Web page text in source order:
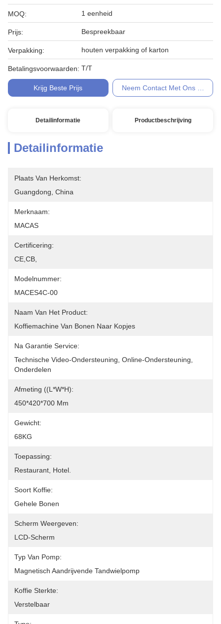
MOQ: 1 eenheid
Prijs: Bespreekbaar
Verpakking: houten verpakking of karton
Betalingsvoorwaarden: T/T
Krijg Beste Prijs Neem Contact Met Ons Op
Detailinformatie Productbeschrijving
Detailinformatie
Plaats Van Herkomst:
Guangdong, China
Merknaam:
MACAS
Certificering:
CE,CB,
Modelnummer:
MACES4C-00
Naam Van Het Product:
Koffiemachine Van Bonen Naar Kopjes
Na Garantie Service:
Technische Video-Ondersteuning, Online-Ondersteuning,
Onderdelen
Afmeting ((L*W*H):
450*420*700 Mm
Gewicht:
68KG
Toepassing:
Restaurant, Hotel.
Soort Koffie:
Gehele Bonen
Scherm Weergeven:
LCD-Scherm
Typ Van Pomp:
Magnetisch Aandrijvende Tandwielpomp
Koffie Sterkte:
Verstelbaar